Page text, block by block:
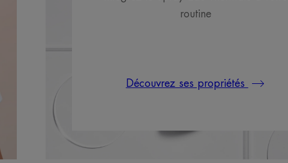
routine
Découvrez ses propriétés